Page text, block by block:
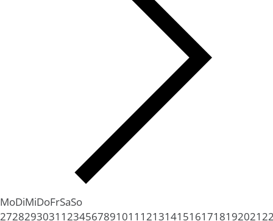
MoDiMiDoFrSaSo
2728293031 1234567891011 12131415161718192021